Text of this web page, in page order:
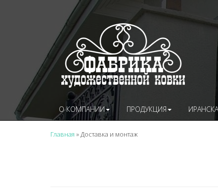
Перейти к основному содержанию
О КОМПАНИИ ПРОДУКЦИЯ
Главная »Доставка и монтаж